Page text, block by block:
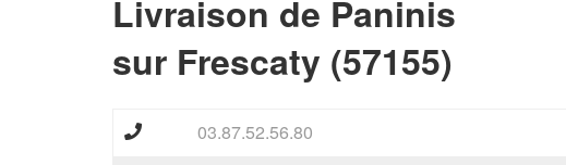
Livraison de Paninis
sur Frescaty (57155)
03.87.52.56.80